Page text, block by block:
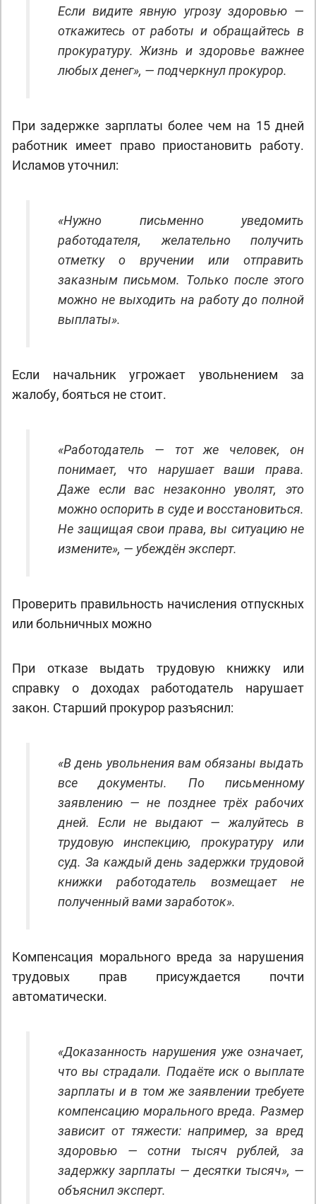
Если видите явную угрозу здоровью —
откажитесь от работы и обращайтесь в
прокуратуру. Жизнь и здоровье важнее
любых денег», — подчеркнул прокурор.
При задержке зарплаты более чем на 15 дней
работник имеет право приостановить работу.
Исламов уточнил:
«Нужно письменно уведомить
работодателя, желательно получить
отметку о вручении или отправить
заказным письмом. Только после этого
можно не выходить на работу до полной
выплаты».
Если начальник угрожает увольнением за
жалобу, бояться не стоит.
«Работодатель — тот же человек, он
понимает, что нарушает ваши права.
Даже если вас незаконно уволят, это
можно оспорить в суде и восстановиться.
Не защищая свои права, вы ситуацию не
измените», — убеждён эксперт.
Проверить правильность начисления отпускных
или больничных можно
При отказе выдать трудовую книжку или
справку о доходах работодатель нарушает
закон. Старший прокурор разъяснил:
«В день увольнения вам обязаны выдать
все документы. По письменному
заявлению — не позднее трёх рабочих
дней. Если не выдают — жалуйтесь в
трудовую инспекцию, прокуратуру или
суд. За каждый день задержки трудовой
книжки работодатель возмещает не
полученный вами заработок».
Компенсация морального вреда за нарушения
трудовых прав присуждается почти
автоматически.
«Доказанность нарушения уже означает,
что вы страдали. Подаёте иск о выплате
зарплаты и в том же заявлении требуете
компенсацию морального вреда. Размер
зависит от тяжести: например, за вред
здоровью — сотни тысяч рублей, за
задержку зарплаты — десятки тысяч», —
объяснил эксперт.